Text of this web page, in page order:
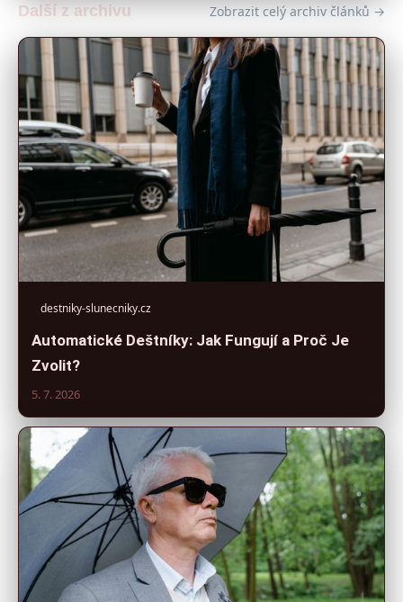
Další z archivu Zobrazit celý archiv článků →
destniky-slunecniky.cz
Automatické Deštníky: Jak Fungují a Proč Je
Zvolit?
5. 7. 2026